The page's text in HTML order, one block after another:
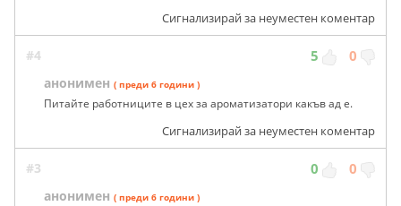
Сигнализирай за неуместен коментар
#4 5 0
анонимен ( преди 6 години )
Питайте работниците в цех за ароматизатори какъв ад е.
Сигнализирай за неуместен коментар
#3 0 0
анонимен ( преди 6 години )